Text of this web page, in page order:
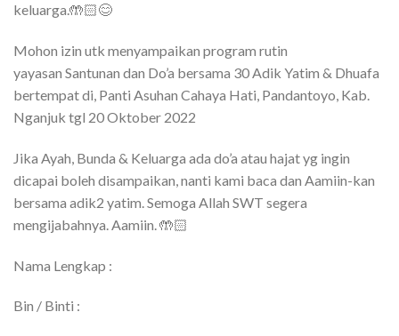
keluarga.🤲🏻😊
Mohon izin utk menyampaikan program rutin
yayasan Santunan dan Do’a bersama 30 Adik Yatim & Dhuafa
bertempat di, Panti Asuhan Cahaya Hati, Pandantoyo, Kab.
Nganjuk tgl 20 Oktober 2022
Jika Ayah, Bunda & Keluarga ada do’a atau hajat yg ingin
dicapai boleh disampaikan, nanti kami baca dan Aamiin-kan
bersama adik2 yatim. Semoga Allah SWT segera
mengijabahnya. Aamiin. 🤲🏻
Nama Lengkap :
Bin / Binti :